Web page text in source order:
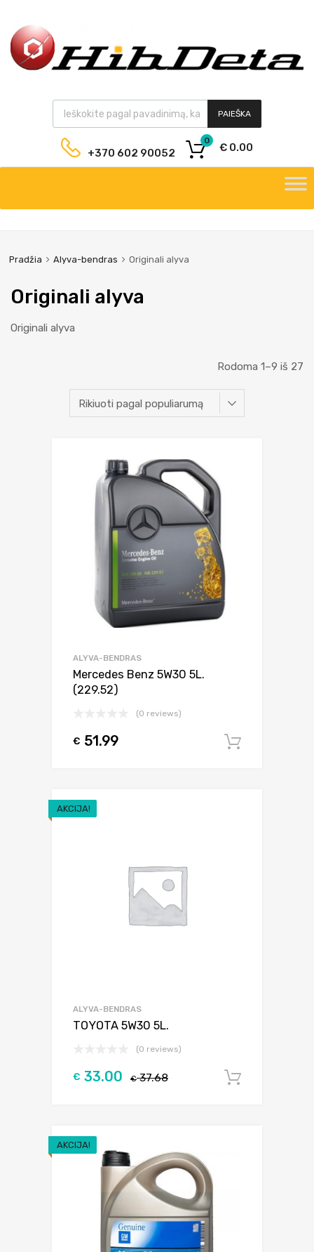
PAIEŠKA
+370 602 90052 € 0.00
0
Pradžia Alyva-bendras Originali alyva
Originali alyva
Originali alyva
Rodoma 1–9 iš 27
ALYVA-BENDRAS
Mercedes Benz 5W30 5L.
(229.52)
(0 reviews)
€ 51.99
AKCIJA!
ALYVA-BENDRAS
TOYOTA 5W30 5L.
(0 reviews)
€37.68
€ 33.00
AKCIJA!